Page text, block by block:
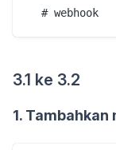
3.1 ke 3.2
1. Tambahkan